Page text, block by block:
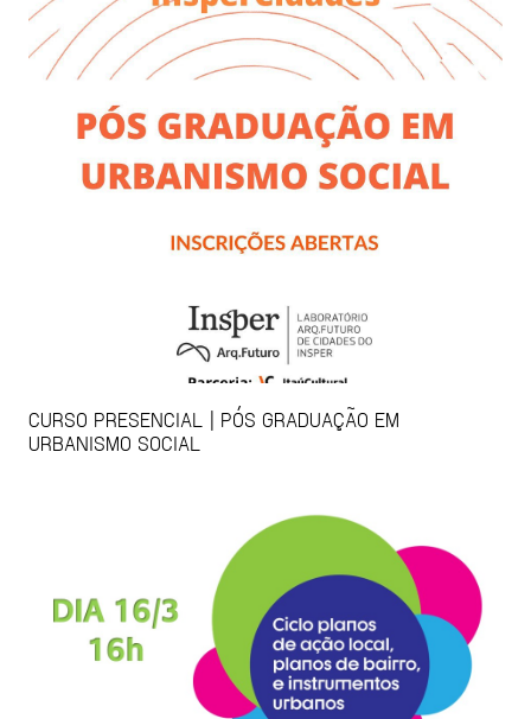
CURSO PRESENCIAL | PÓS GRADUAÇÃO EM
URBANISMO SOCIAL